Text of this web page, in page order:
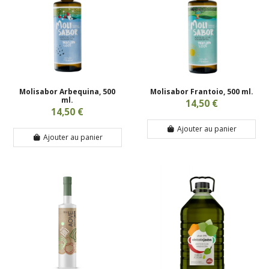
Molisabor Arbequina, 500
ml.
14,50 €
Ajouter au panier
Molisabor Frantoio, 500 ml.
14,50 €
Ajouter au panier